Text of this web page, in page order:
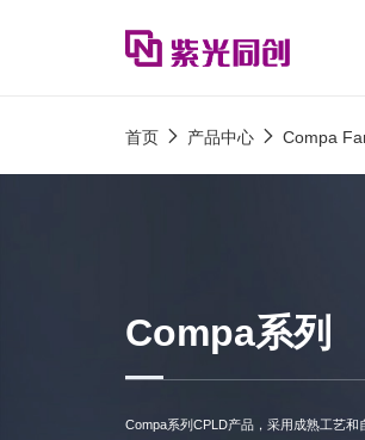
首页 产品中心 Compa
Compa系列
Compa系列CPLD产品，采用成熟工艺